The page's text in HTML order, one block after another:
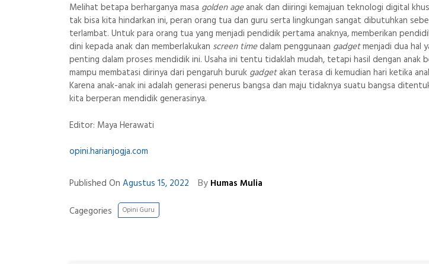
Melihat betapa berharganya masa golden ageanak dan diiringi kemajuan teknologi digital
tak bisa kita hindarkan ini, peran orang tua dan guru serta lingkungan sangat dibutuhkan
terlambat. Untuk para orang tua yang menjadi pendidik pertama anaknya, memberikan
dini kepada anak dan memberlakukan screen timedalam penggunaan gadgetmenjadi dua hal
penting dalam proses mendidik ini. Usaha ini tentu tidaklah mudah, tetapi hasil dengan anak
mampu membatasi dirinya dari pengaruh buruk gadgetakan terasa di kemudian hari ketika
Karena anak-anak ini adalah generasi penerus bangsa dan maju tidaknya suatu bangsa
kita berperan mendidik generasinya.
Editor: Maya Herawati
opini.harianjogja.com
Published On Agustus 15, 2022 By Humas Mulia
Cagegories
Opini Guru